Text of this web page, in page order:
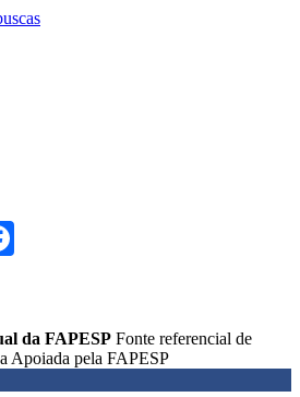
da FAPESP Fonte referencial de
Apoiada pela FAPESP